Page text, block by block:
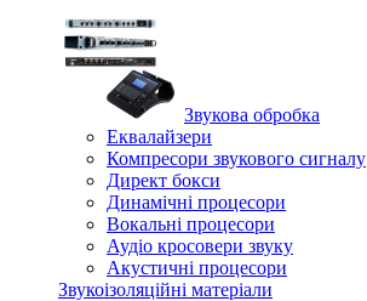
Звукова обробка
Еквалайзери
Компресори звукового сигналу
Директ бокси
Динамічні процесори
Вокальні процесори
Аудіо кросовери звуку
Акустичні процесори
Звукоізоляційні матеріали